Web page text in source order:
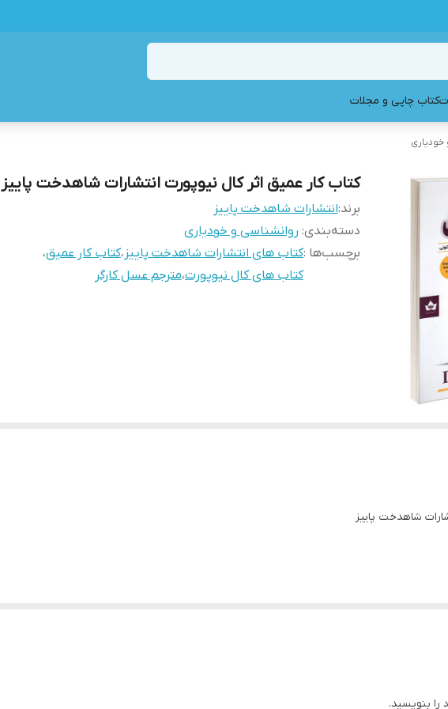
کتاب چاپی و مجلات
کتاب کار عمیق اثر کال نیوپورت انتشارات شاهدخت پاییز
برند:انتشارات شاهدخت پاییز
دسته‌بندی: روانشناسی و خودیاری
برچسب‌ها :کتاب های انتشارات شاهدخت پاییز ،کتاب کار عمیق،
کتاب های کال نیوپورت،مترجم عسل کارگر
شاهدخت پاییز
بنویسید.